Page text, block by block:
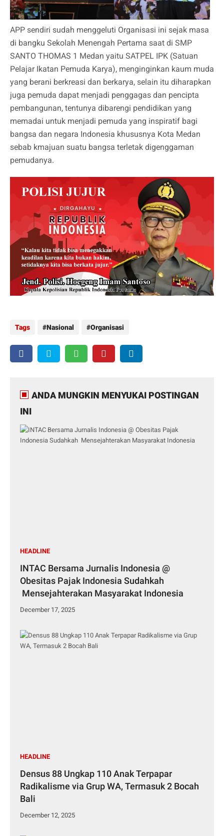
APP sendiri sudah menggeluti Organisasi ini sejak masa
di bangku Sekolah Menengah Pertama saat di SMP
SANTO THOMAS 1 Medan yaitu SATPEL IPK (Satuan
Pelajar Ikatan Pemuda Karya), menginginkan kaum muda
yang berani berkreasi dan berkarya, selain itu diharapkan
juga pemuda dapat menjadi penggagas dan pencipta
pembangunan, tentunya dibarengi pendidikan yang
memadai untuk menjadi pemuda yang inspiratif bagi
bangsa dan negara Indonesia khususnya Kota Medan
sebab kmajuan suatu bangsa terletak digenggaman
pemudanya.
Tags Nasional Organisasi
ANDA MUNGKIN MENYUKAI POSTINGAN
INI
HEADLINE
INTAC Bersama Jurnalis Indonesia @
Obesitas Pajak Indonesia Sudahkah
Mensejahterakan Masyarakat Indonesia
December 17, 2025
HEADLINE
Densus 88 Ungkap 110 Anak Terpapar
Radikalisme via Grup WA, Termasuk 2 Bocah
Bali
December 12, 2025